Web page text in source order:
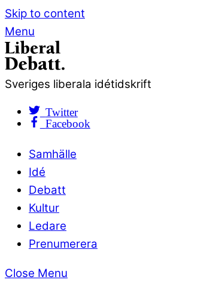
Skip to content
Menu
Sveriges liberala idétidskrift
Twitter
Facebook
Samhälle
Idé
Debatt
Kultur
Ledare
Prenumerera
Close Menu